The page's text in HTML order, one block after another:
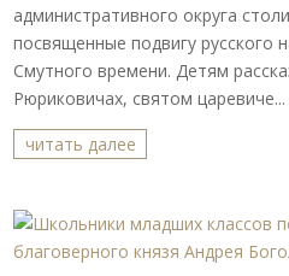
административного округа
посвященные подвигу русского
Смутного времени. Детям
Рюриковичах, святом царевиче...
читать далее